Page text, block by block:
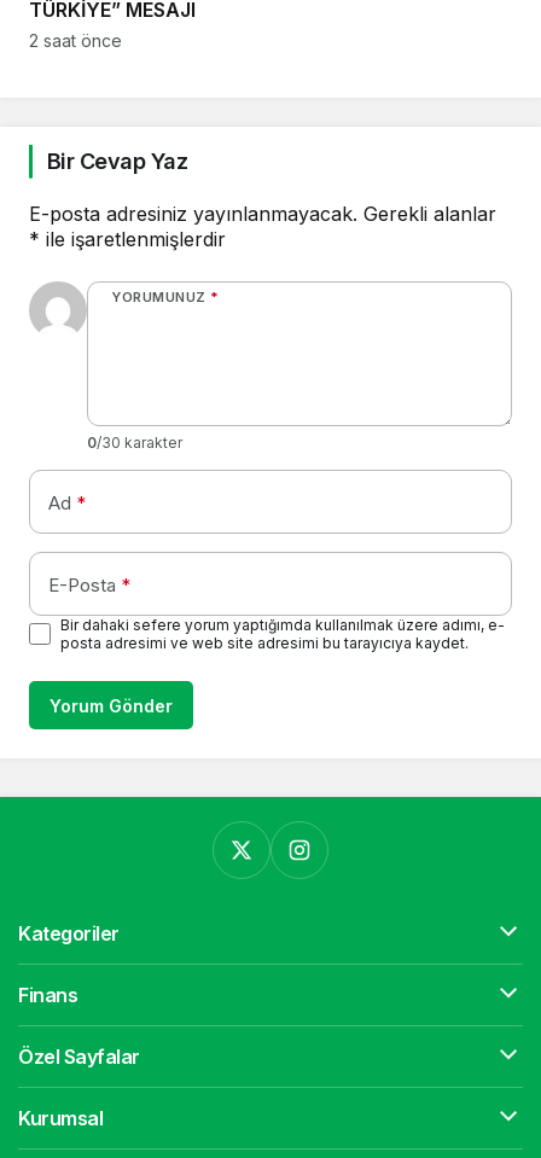
TÜRKİYE” MESAJI
2 saat önce
Bir Cevap Yaz
E-posta adresiniz yayınlanmayacak. Gerekli alanlar
* ile işaretlenmişlerdir
YORUMUNUZ *
0/30 karakter
Ad *
E-Posta *
Bir dahaki sefere yorum yaptığımda kullanılmak üzere adımı, e-
posta adresimi ve web site adresimi bu tarayıcıya kaydet.
Yorum Gönder
Kategoriler
Finans
Özel Sayfalar
Kurumsal